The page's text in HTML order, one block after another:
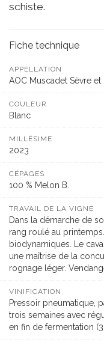
schiste.
Fiche technique
APPELLATION
AOC Muscadet Sèvre et
COULEUR
Blanc
MILLÉSIME
2023
CÉPAGES
100 % Melon B.
TRAVAIL DE LA VIGNE
Dans la démarche de
rang roulé au
biodynamiques. Le
une maîtrise de la
rognage léger.
VINIFICATION
Pressoir pneumatique,
trois semaines avec
en fin de fermentation